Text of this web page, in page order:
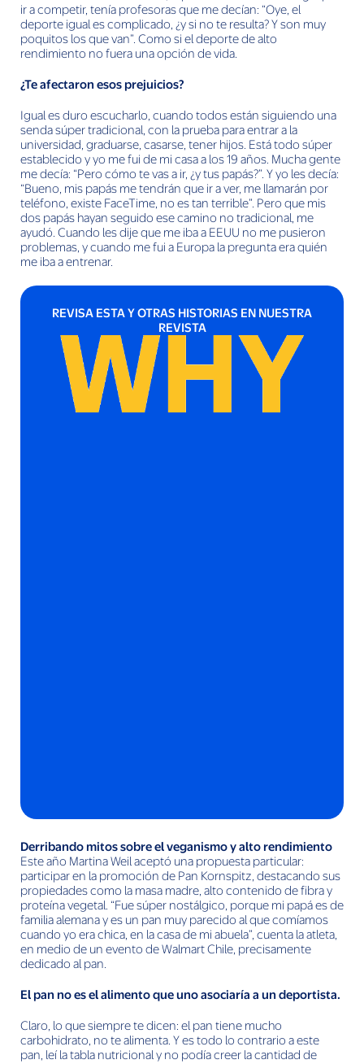
ir a competir, tenía profesoras que me decían: “Oye, el
deporte igual es complicado, ¿y si no te resulta? Y son muy
poquitos los que van”. Como si el deporte de alto
rendimiento no fuera una opción de vida.
¿Te afectaron esos prejuicios?
Igual es duro escucharlo, cuando todos están siguiendo una
senda súper tradicional, con la prueba para entrar a la
universidad, graduarse, casarse, tener hijos. Está todo súper
establecido y yo me fui de mi casa a los 19 años. Mucha gente
me decía: “Pero cómo te vas a ir, ¿y tus papás?”. Y yo les decía:
“Bueno, mis papás me tendrán que ir a ver, me llamarán por
teléfono, existe FaceTime, no es tan terrible”. Pero que mis
dos papás hayan seguido ese camino no tradicional, me
ayudó. Cuando les dije que me iba a EEUU no me pusieron
problemas, y cuando me fui a Europa la pregunta era quién
me iba a entrenar.
REVISA ESTA Y OTRAS HISTORIAS EN NUESTRA
REVISTA
Derribando mitos sobre el veganismo y alto rendimiento
Este año Martina Weil aceptó una propuesta particular:
participar en la promoción de Pan Kornspitz, destacando sus
propiedades como la masa madre, alto contenido de fibra y
proteína vegetal. “Fue súper nostálgico, porque mi papá es de
familia alemana y es un pan muy parecido al que comíamos
cuando yo era chica, en la casa de mi abuela”, cuenta la atleta,
en medio de un evento de Walmart Chile, precisamente
dedicado al pan.
El pan no es el alimento que uno asociaría a un deportista.
Claro, lo que siempre te dicen: el pan tiene mucho
carbohidrato, no te alimenta. Y es todo lo contrario a este
pan, leí la tabla nutricional y no podía creer la cantidad de